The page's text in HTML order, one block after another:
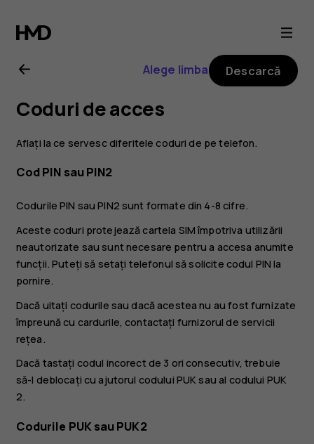
Ghid
de
utilizare
Nokia
G21
Alege limba Descarcă
Coduri de acces
Aflați la ce servesc diferitele coduri de pe telefon.
Cod PIN sau PIN2
Codurile PIN sau PIN2 sunt formate din 4-8 cifre.
Aceste coduri protejează cartela SIM împotriva utilizării
neautorizate sau sunt necesare pentru a accesa anumite
funcții. Puteți să setați telefonul să solicite codul PIN la
pornire.
Dacă uitați codurile sau dacă acestea nu au fost furnizate
împreună cu cardurile, contactați furnizorul de servicii
rețea.
Dacă tastați codul incorect de 3 ori consecutiv, trebuie
să-l deblocați cu ajutorul codului PUK sau al codului PUK
2.
Codurile PUK sau PUK2